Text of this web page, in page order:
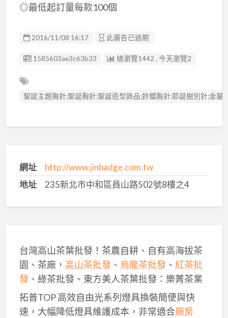
◎最低起訂量每款100個
2016/11/08 16:17 此廣告已過期
廣告编號
1585603ae3c63b33 總瀏覽1442 , 今天瀏覽2
聖誕主題胸針;聖誕胸針;聖誕造型飾品;鈴鐺胸針;耶誕樹別針;金
網址
http://www.jinbadge.com.tw
地址
235新北市中和區員山路502號8樓之4
台灣高山茶葉批發！茶農自耕、自有高海拔茶
園、茶廠， 高山茶批發、 烏龍茶批發、 紅茶批
發、綠茶批發、東方美人茶葉批發：樂菁茶業
拓普TOP 高效自由光系列燈具換裝簡便與快
速，大幅降低燈具維護成本，非常適合廠房